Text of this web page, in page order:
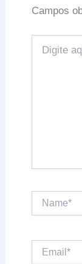
Campos
aqui...